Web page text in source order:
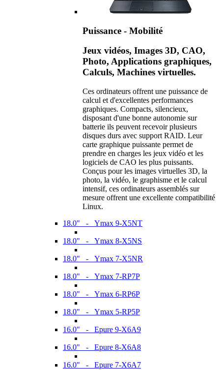
Puissance - Mobilité
Jeux vidéos, Images 3D, CAO,
Photo, Applications graphiques,
Calculs, Machines virtuelles.
Ces ordinateurs offrent une puissance de
calcul et d'excellentes performances
graphiques. Compacts, silencieux,
disposant d'une bonne autonomie sur
batterie ils peuvent recevoir plusieurs
disques durs avec support RAID. Leur
carte graphique puissante permet de
prendre en charges les jeux vidéo et les
logiciels de CAO les plus puissants.
Conçus pour les images virtuelles 3D, la
photo, la vidéo, le graphisme et le calcul
intensif, ces ordinateurs assemblés sur
mesure offrent une excellente compatibilité
Linux.
18.0" - Ymax 9-X5NT
18.0" - Ymax 8-X5NS
18.0" - Ymax 7-X5NR
18.0" - Ymax 7-RP7P
18.0" - Ymax 6-RP6P
18.0" - Ymax 5-RP5P
16.0" - Epure 9-X6A9
16.0" - Epure 8-X6A8
16.0" - Epure 7-X6A7